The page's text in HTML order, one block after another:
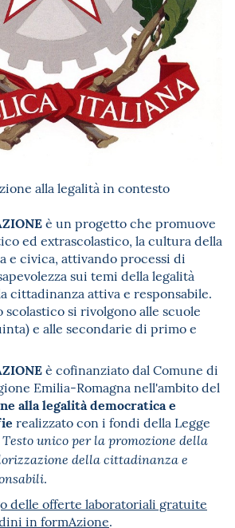
alla legalità in contesto
è un progetto che promuove
ed extrascolastico, la cultura della
e civica, attivando processi di
sui temi della legalità
cittadinanza attiva e responsabile.
si rivolgono alle scuole
e alle secondarie di primo e
è cofinanziato dal Comune di
Emilia-Romagna nell'ambito del
alla legalità democratica e
realizzato con i fondi della Legge
Testo unico per la promozione della
della cittadinanza e
.
delle offerte laboratoriali gratuite
in formAzione.